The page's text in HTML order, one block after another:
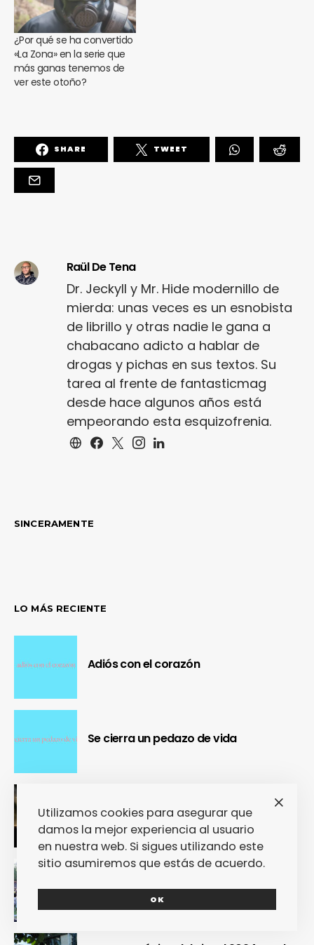
¿Por qué se ha convertido
«La Zona» en la serie que
más ganas tenemos de
ver este otoño?
SHARE TWEET
Raül De Tena
Dr. Jeckyll y Mr. Hide modernillo de
mierda: unas veces es un esnobista
de librillo y otras nadie le gana a
chabacano adicto a hablar de
drogas y pichas en sus textos. Su
tarea al frente de fantasticmag
desde hace algunos años está
empeorando esta esquizofrenia.
SINCERAMENTE
LO MÁS RECIENTE
Adiós con el corazón
Se cierra un pedazo de vida
OUR Fest 2024 convirtió a Ourense en
la capital del Cool Britannia
Nuestra crónica confirma que Paredes
de Coura 2024 no fue un festival, sino
un Couraíso
Utilizamos cookies para asegurar que
damos la mejor experiencia al usuario
en nuestra web. Si sigues utilizando este
sitio asumiremos que estás de acuerdo.
OK